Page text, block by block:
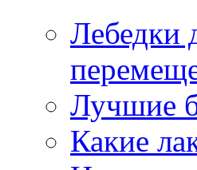
Лебедки
Лучшие
Какие